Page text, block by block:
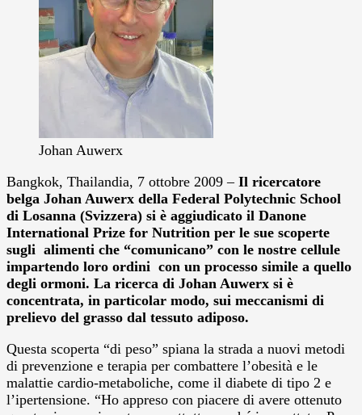
Johan Auwerx
Bangkok, Thailandia, 7 ottobre 2009 –Il ricercatore
belga Johan Auwerx della Federal Polytechnic School
di Losanna (Svizzera) si è aggiudicato il Danone
International Prize for Nutrition per le sue scoperte
sugli alimenti che “comunicano” con le nostre cellule
impartendo loro ordini con un processo simile a quello
degli ormoni. La ricerca di Johan Auwerx si è
concentrata, in particolar modo, sui meccanismi di
prelievo del grasso dal tessuto adiposo.
Questa scoperta “di peso” spiana la strada a nuovi metodi
di prevenzione e terapia per combattere l’obesità e le
malattie cardio-metaboliche, come il diabete di tipo 2 e
l’ipertensione. “Ho appreso con piacere di avere ottenuto